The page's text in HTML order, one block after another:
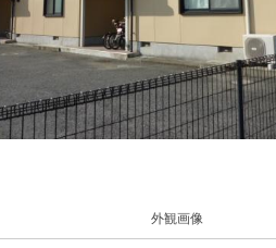
外観画像